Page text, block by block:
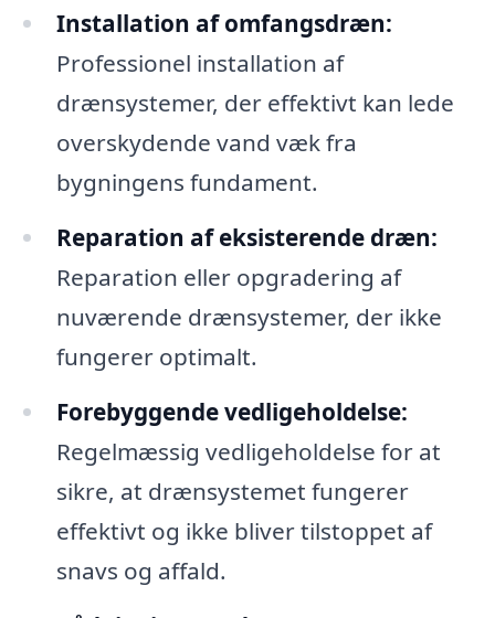
Installation af omfangsdræn:
Professionel installation af
drænsystemer, der effektivt kan lede
overskydende vand væk fra
bygningens fundament.
Reparation af eksisterende dræn:
Reparation eller opgradering af
nuværende drænsystemer, der ikke
fungerer optimalt.
Forebyggende vedligeholdelse:
Regelmæssig vedligeholdelse for at
sikre, at drænsystemet fungerer
effektivt og ikke bliver tilstoppet af
snavs og affald.